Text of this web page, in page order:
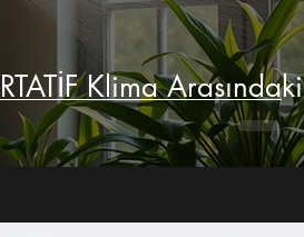
Klima Arasındaki